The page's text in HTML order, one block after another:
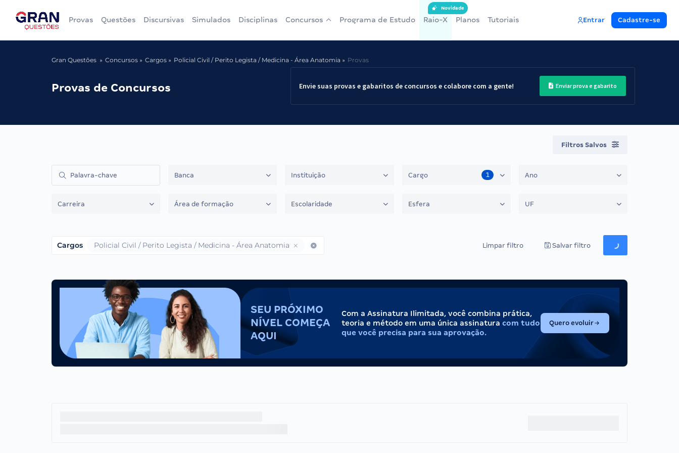
Provas Questões Discursivas Simulados Disciplinas Concursos Programa de Estudo Raio-X
Novidade
Planos Tutoriais Entrar Cadastre-se
Gran Questões Concursos Cargos Policial Civil / Perito Legista / Medicina - Área Anatomia Provas
Provas de Concursos Envie suas provas e gabaritos de concursos e colabore com a gente! Enviar prova e gabarito
Filtros Salvos
Banca Instituição Cargo 1 Ano
Carreira Área de formação Escolaridade Esfera UF
Cargos Policial Civil / Perito Legista / Medicina - Área Anatomia Limpar filtro Salvar filtro
SEU PRÓXIMO
NÍVEL COMEÇA
AQUI
Com a Assinatura Ilimitada, você combina prática,
teoria e método em uma única assinatura com tudo
que você precisa para sua aprovação.
Quero evoluir(abre em nova aba)